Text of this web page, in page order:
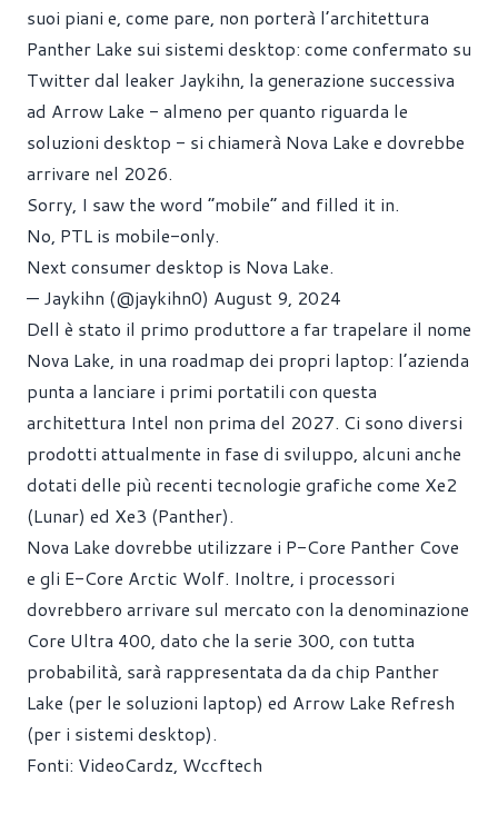
suoi piani e, come pare, non porterà l’architettura
Panther Lake sui sistemi desktop: come confermato su
Twitter dal leaker Jaykihn, la generazione successiva
ad Arrow Lake - almeno per quanto riguarda le
soluzioni desktop - si chiamerà Nova Lake e dovrebbe
arrivare nel 2026.
Sorry, I saw the word “mobile” and filled it in.
No, PTL is mobile-only.
Next consumer desktop is Nova Lake.
— Jaykihn (@jaykihn0) August 9, 2024
Dell è stato il primo produttore a far trapelare il nome
Nova Lake, in una roadmap dei propri laptop: l’azienda
punta a lanciare i primi portatili con questa
architettura Intel non prima del 2027. Ci sono diversi
prodotti attualmente in fase di sviluppo, alcuni anche
dotati delle più recenti tecnologie grafiche come Xe2
(Lunar) ed Xe3 (Panther).
Nova Lake dovrebbe utilizzare i P-Core Panther Cove
e gli E-Core Arctic Wolf. Inoltre, i processori
dovrebbero arrivare sul mercato con la denominazione
Core Ultra 400, dato che la serie 300, con tutta
probabilità, sarà rappresentata da da chip Panther
Lake (per le soluzioni laptop) ed Arrow Lake Refresh
(per i sistemi desktop).
Fonti: VideoCardz, Wccftech